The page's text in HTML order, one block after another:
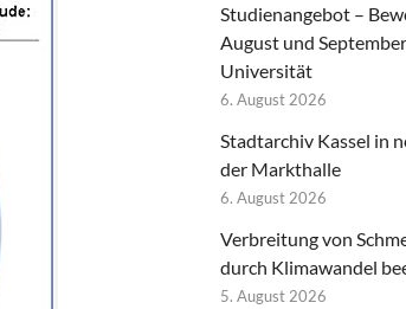
Studienangebot –
August und
Universität
6. August 2026
Stadtarchiv Kassel in
der Markthalle
6. August 2026
Verbreitung von
durch Klimawandel
5. August 2026